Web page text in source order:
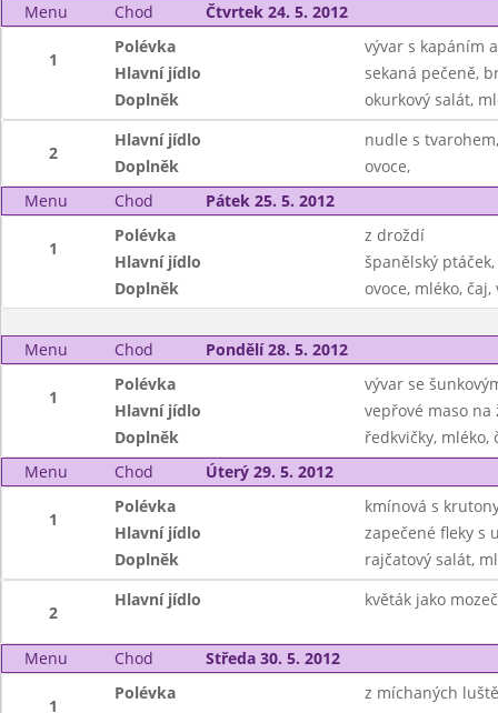
Menu Chod Čtvrtek 24. 5. 2012
1
Polévka
vývar s kapáním
Hlavní jídlo
sekaná pečeně,
Doplněk
okurkový salát,
2
Hlavní jídlo
nudle s tvarohem,
Doplněk
ovoce,
Menu
Chod Pátek 25. 5. 2012
1
Polévka
z droždí
Hlavní jídlo
španělský
Doplněk
ovoce, mléko,
Menu Chod Pondělí 28. 5. 2012
1
Polévka
vývar se
Hlavní jídlo
vepřové maso
Doplněk
ředkvičky, mléko,
Menu
Chod Úterý 29. 5. 2012
1
Polévka
kmínová s
Hlavní jídlo
zapečené fleky s
Doplněk
rajčatový salát,
2
Hlavní jídlo květák jako
Menu Chod Středa 30. 5. 2012
1
Polévka
z míchaných